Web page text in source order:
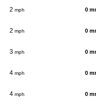
2 mph 0
2 mph 0
3 mph 0
4 mph 0
4 mph 0